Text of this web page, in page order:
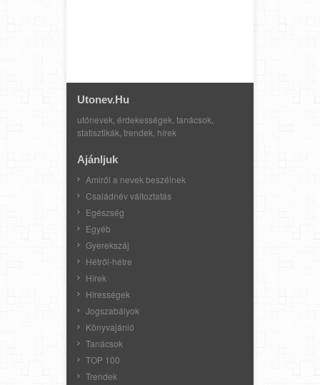
Utonev.hu
utónevek, érdekességek, tanácsok,
statisztikák, trendek, hírek
Ajánljuk
Amiről a nevek beszélnek
Családnév változtatás
Egészség
Egyéb
Gyerekszáj
Hétről-hétre
Hírek
Hírességek
Jogszabályok
Könyvajánló
Tanácsok
TOP 100
Trendek